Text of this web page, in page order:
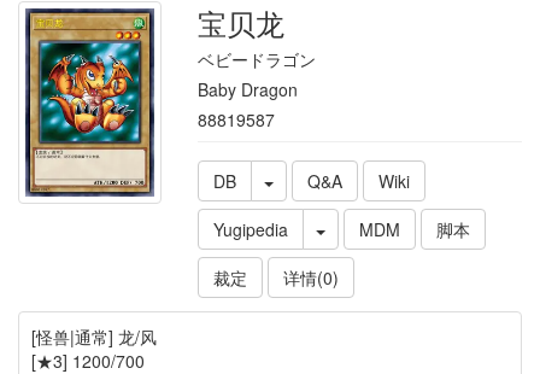
宝贝龙
ベビードラゴン
Baby Dragon
88819587
DB Q&A
Wiki
Yugipedia
MDM
脚本
裁定
详情(0)
[怪兽|通常] 龙/风
[★3] 1200/700